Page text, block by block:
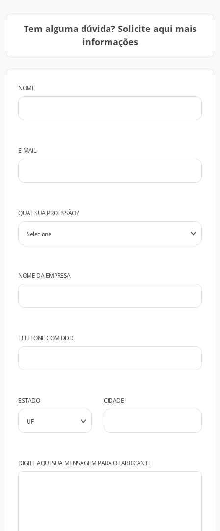
Tem alguma dúvida? Solicite aqui mais
informações
NOME
E-MAIL
QUAL SUA PROFISSÃO?
NOME DA EMPRESA
TELEFONE COM DDD
ESTADO CIDADE
DIGITE AQUI SUA MENSAGEM PARA O FABRICANTE